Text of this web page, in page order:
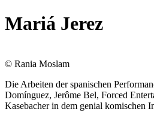
Mariá Jerez
© Rania Moslam
Die Arbeiten der spanischen
Domínguez, Jerôme Bel, Forced
Kasebacher in dem genial komischen